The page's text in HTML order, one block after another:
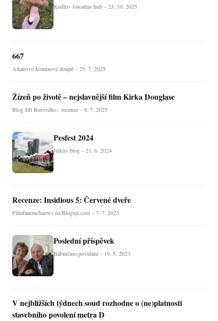
Kudluv fotoatlas hub – 23. 10. 2025
667
Altaïrovo komixové doupě – 25. 7. 2025
Žízeň po životě – nejslavnější film Kirka Douglase
Blog Jiří Borového - recenze – 8. 7. 2025
Pesfest 2024
Jirkův blog – 21. 6. 2024
Recenze: Insidious 5: Červené dveře
Filmfanouchnews na Bloguji.cool – 7. 7. 2023
Poslední příspěvek
Bábinčino povídání – 16. 5. 2023
V nejbližších týdnech soud rozhodne o (ne)platnosti
stavebního povolení metra D